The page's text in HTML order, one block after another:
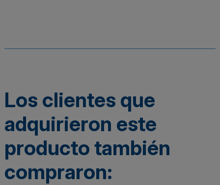
Los clientes que
adquirieron este
producto también
compraron: